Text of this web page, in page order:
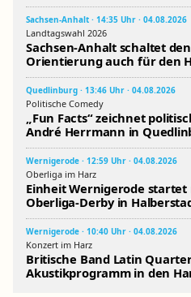
Sachsen-Anhalt · 14:35 Uhr · 04.08.2026
Landtagswahl 2026
Sachsen-Anhalt schaltet
Orientierung auch für den
Quedlinburg · 13:46 Uhr · 04.08.2026
Politische Comedy
„Fun Facts“ zeichnet
André Herrmann in
Wernigerode · 12:59 Uhr · 04.08.2026
Oberliga im Harz
Einheit Wernigerode
Oberliga-Derby in
Wernigerode · 10:40 Uhr · 04.08.2026
Konzert im Harz
Britische Band Latin
Akustikprogramm in den